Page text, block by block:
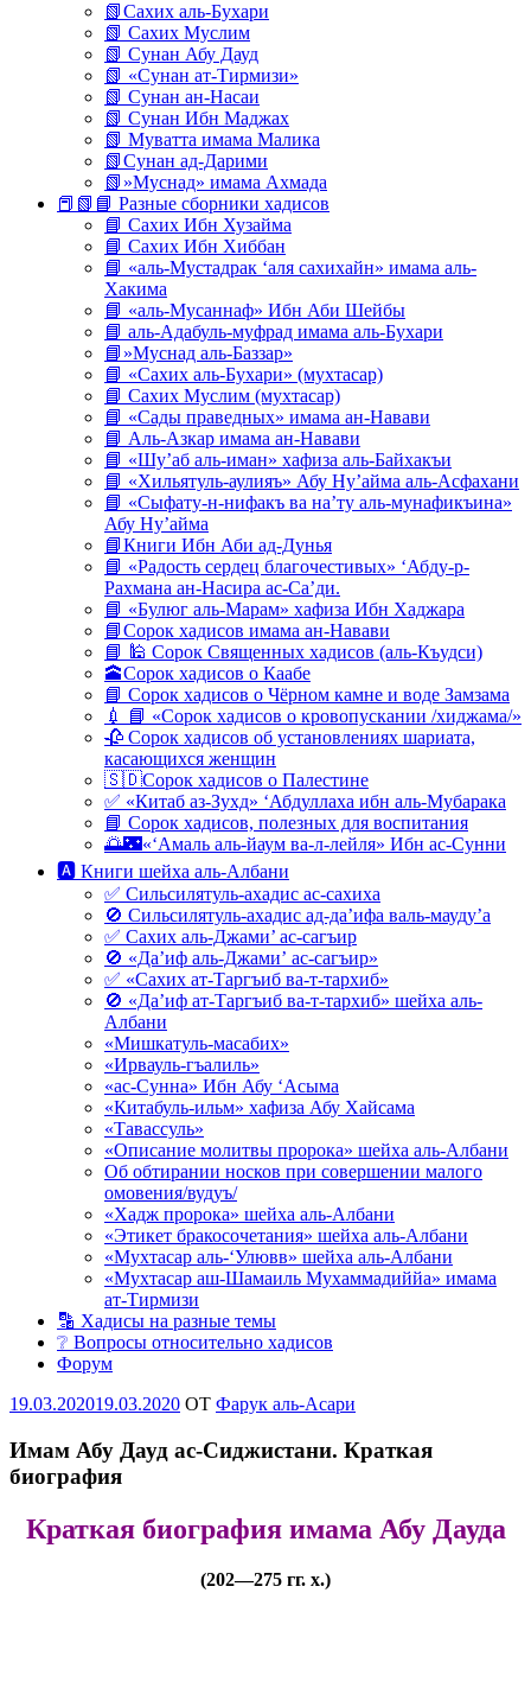
📗Сахих аль-Бухари
📗 Сахих Муслим
📗 Сунан Абу Дауд
📗 «Сунан ат-Тирмизи»
📗 Сунан ан-Насаи
📗 Сунан Ибн Маджах
📗 Муватта имама Малика
📗Сунан ад-Дарими
📗»Муснад» имама Ахмада
📕📗📘 Разные сборники хадисов
📘 Сахих Ибн Хузайма
📘 Сахих Ибн Хиббан
📘 «аль-Мустадрак ‘аля сахихайн» имама аль-
Хакима
📘 «аль-Мусаннаф» Ибн Аби Шейбы
📘 аль-Адабуль-муфрад имама аль-Бухари
📘»Муснад аль-Баззар»
📘 «Сахих аль-Бухари» (мухтасар)
📘 Сахих Муслим (мухтасар)
📘 «Сады праведных» имама ан-Навави
📘 Аль-Азкар имама ан-Навави
📘 «Шу’аб аль-иман» хафиза аль-Байхакъи
📘 «Хильятуль-аулияъ» Абу Ну’айма аль-Асфахани
📘 «Сыфату-н-нифакъ ва на’ту аль-мунафикъина»
Абу Ну’айма
📘Книги Ибн Аби ад-Дунья
📘 «Радость сердец благочестивых» ‘Абду-р-
Рахмана ан-Насира ас-Са’ди.
📘 «Булюг аль-Марам» хафиза Ибн Хаджара
📘Сорок хадисов имама ан-Навави
📘 🕌 Сорок Священных хадисов (аль-Къудси)
🕋Сорок хадисов о Каабе
📘 Сорок хадисов о Чёрном камне и воде Замзама
💉 📘 «Сорок хадисов о кровопускании /хиджама/»
🥀 Сорок хадисов об установлениях шариата,
касающихся женщин
🇸🇩Сорок хадисов о Палестине
✅ «Китаб аз-Зухд» ‘Абдуллаха ибн аль-Мубарака
📘 Сорок хадисов, полезных для воспитания
🌅🌃«‘Амаль аль-йаум ва-л-лейля» Ибн ас-Сунни
🅰 Книги шейха аль-Албани
✅ Сильсилятуль-ахадис ас-сахиха
🚫 Сильсилятуль-ахадис ад-да’ифа валь-мауду’а
✅ Сахих аль-Джами’ ас-сагъир
🚫 «Да’иф аль-Джами’ ас-сагъир»
✅ «Сахих ат-Таргъиб ва-т-тархиб»
🚫 «Да’иф ат-Таргъиб ва-т-тархиб» шейха аль-
Албани
«Мишкатуль-масабих»
«Ирвауль-гъалиль»
«ас-Сунна» Ибн Абу ‘Асыма
«Китабуль-ильм» хафиза Абу Хайсама
«Тавассуль»
«Описание молитвы пророка» шейха аль-Албани
Об обтирании носков при совершении малого
омовения/вудуъ/
«Хадж пророка» шейха аль-Албани
«Этикет бракосочетания» шейха аль-Албани
«Мухтасар аль-‘Улювв» шейха аль-Албани
«Мухтасар аш-Шамаиль Мухаммадиййа» имама
ат-Тирмизи
🔡 Хадисы на разные темы
❔ Вопросы относительно хадисов
Форум
Опубликовано
19.03.202019.03.2020 OT Фарук аль-Асари
Имам Абу Дауд ас-Сиджистани. Краткая
биография
Краткая биография имама Абу Дауда
(202—275 гг. х.)